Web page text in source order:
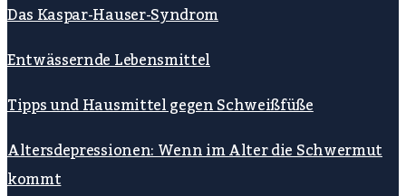
Das Kaspar-Hauser-Syndrom
Entwässernde Lebensmittel
Tipps und Hausmittel gegen Schweißfüße
Altersdepressionen: Wenn im Alter die Schwermut
kommt